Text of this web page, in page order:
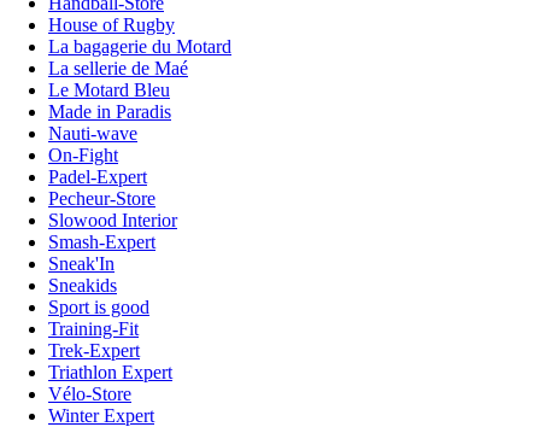
House of Rugby
La bagagerie du Motard
La sellerie de Maé
Le Motard Bleu
Made in Paradis
Nauti-wave
On-Fight
Padel-Expert
Pecheur-Store
Slowood Interior
Smash-Expert
Sneak'In
Sneakids
Sport is good
Training-Fit
Trek-Expert
Triathlon Expert
Vélo-Store
Winter Expert